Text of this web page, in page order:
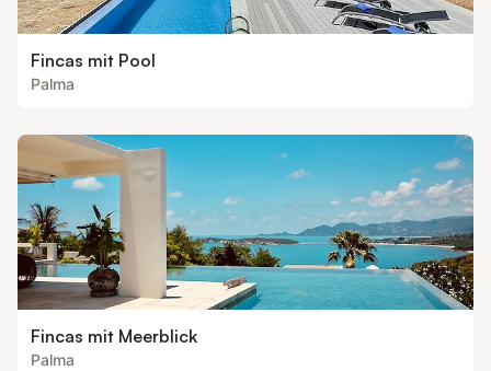
Fincas mit Pool
Palma
Fincas mit Meerblick
Palma